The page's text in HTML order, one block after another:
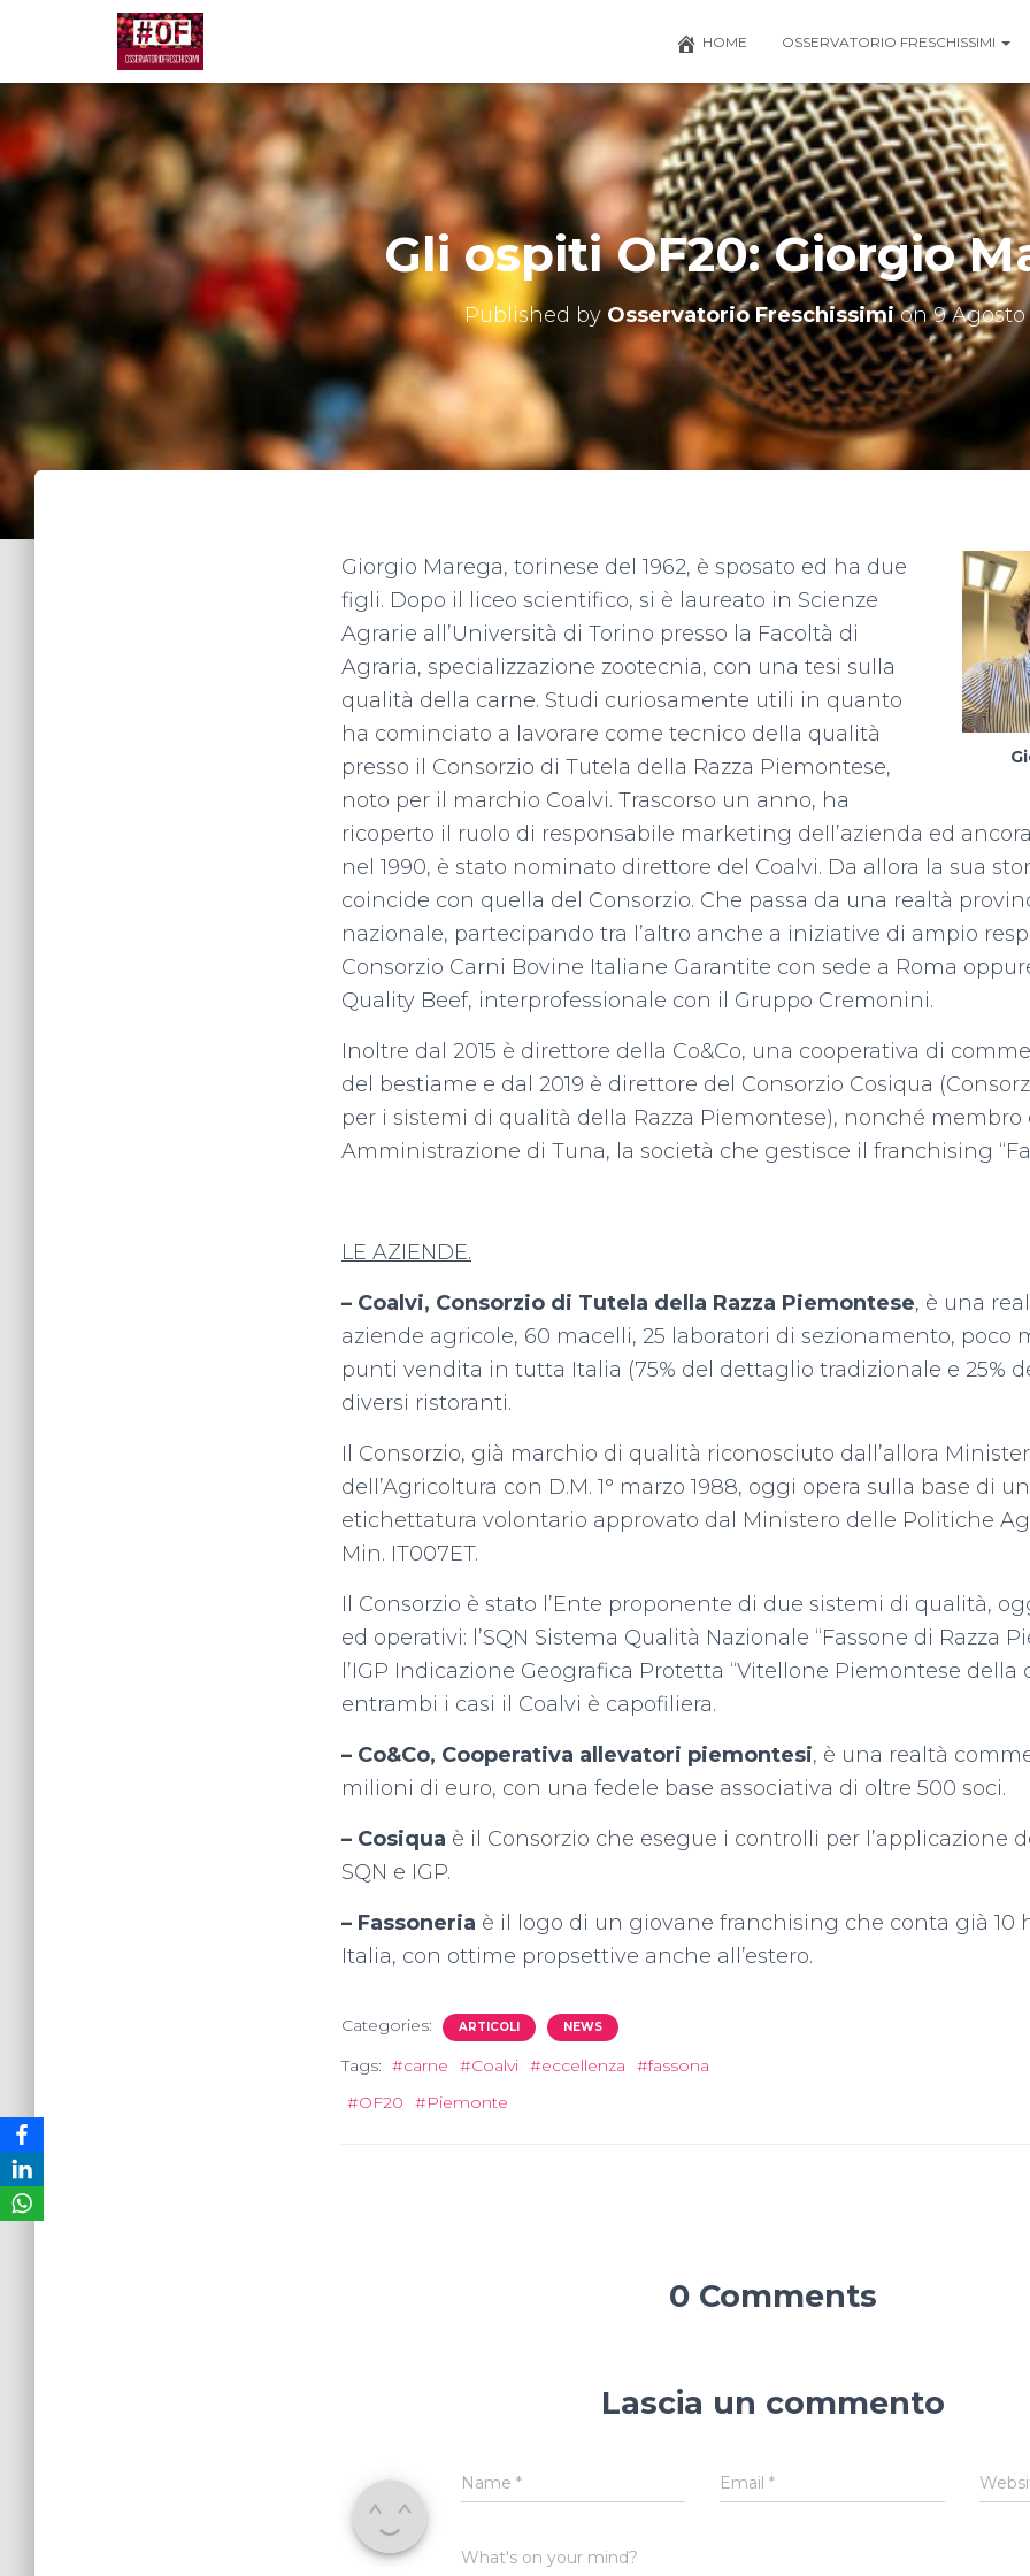
HOME OSSERVATORIO FRESCHISSIMI
Gli ospiti OF20: Giorgio
Published by Osservatorio Freschissimion9 Agosto
Giorgio Marega, torinese del 1962, è sposato ed ha due
figli. Dopo il liceo scientifico, si è laureato in Scienze
Agrarie all’Università di Torino presso la Facoltà di
Agraria, specializzazione zootecnia, con una tesi sulla
qualità della carne. Studi curiosamente utili in quanto
ha cominciato a lavorare come tecnico della qualità
presso il Consorzio di Tutela della Razza Piemontese,
noto per il marchio Coalvi. Trascorso un anno, ha
ricoperto il ruolo di responsabile marketing dell’azienda ed
nel 1990, è stato nominato direttore del Coalvi. Da allora la sua
coincide con quella del Consorzio. Che passa da una realtà
nazionale, partecipando tra l’altro anche a iniziative di ampio
Consorzio Carni Bovine Italiane Garantite con sede a Roma
Quality Beef, interprofessionale con il Gruppo Cremonini.
Inoltre dal 2015 è direttore della Co&Co, una cooperativa di
del bestiame e dal 2019 è direttore del Consorzio Cosiqua
per i sistemi di qualità della Razza Piemontese), nonché
Amministrazione di Tuna, la società che gestisce il franchising
LE AZIENDE.
– Coalvi, Consorzio di Tutela della Razza Piemontese, è una
aziende agricole, 60 macelli, 25 laboratori di sezionamento, poco
punti vendita in tutta Italia (75% del dettaglio tradizionale e 25%
diversi ristoranti.
Il Consorzio, già marchio di qualità riconosciuto dall’allora
dell’Agricoltura con D.M. 1° marzo 1988, oggi opera sulla base di
etichettatura volontario approvato dal Ministero delle Politiche
Min. IT007ET.
Il Consorzio è stato l’Ente proponente di due sistemi di qualità,
ed operativi: l’SQN Sistema Qualità Nazionale “Fassone di Razza
l’IGP Indicazione Geografica Protetta “Vitellone Piemontese della
entrambi i casi il Coalvi è capofiliera.
– Co&Co, Cooperativa allevatori piemontesi, è una realtà
milioni di euro, con una fedele base associativa di oltre 500 soci.
– Cosiqua è il Consorzio che esegue i controlli per l’applicazione
SQN e IGP.
– Fassoneria è il logo di un giovane franchising che conta già 10
Italia, con ottime propsettive anche all’estero.
Categories: ARTICOLI NEWS
Tags: #carne #Coalvi #eccellenza
#fassona
#OF20
#Piemonte
0 Comments
Lascia un commento
Name * Email*
What's on your mind?